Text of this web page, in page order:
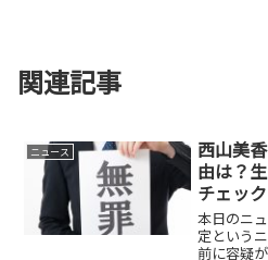
関連記事
ニュース
西山美
由は？
チェック
本日のニ
定という
前に容疑